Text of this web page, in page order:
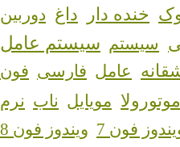
خنده دار داغ دوربین
سیستم سیستم عامل
عامل فارسی فون
موتورولا مویایل ناب نرم
فون 7
ویندوز فون 8